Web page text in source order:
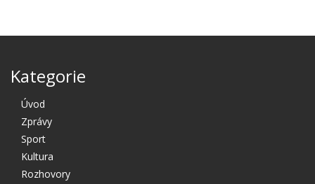
Kategorie
Úvod
Zprávy
Sport
Kultura
Rozhovory